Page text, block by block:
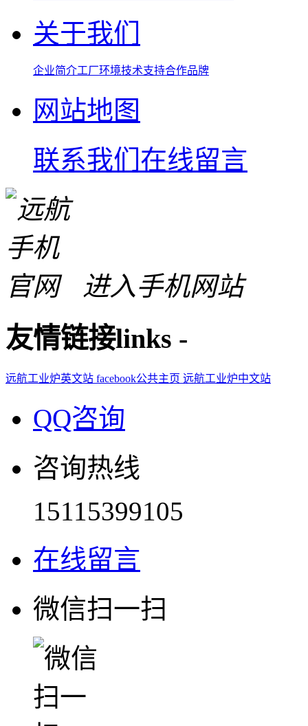
关于我们
企业简介工厂环境技术支持合作品牌
网站地图
联系我们 在线留言
进入手机网站
友情链接links -
远航工业炉英文站 facebook公共主页 远航工业炉中文站
QQ咨询
咨询热线
15115399105
在线留言
微信扫一扫